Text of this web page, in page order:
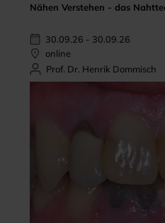
Nähen Verstehen - das
30.09.26 - 30.09.26
online
Prof. Dr. Henrik Dommisch